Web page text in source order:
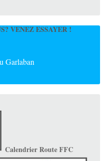
VENEZ ESSAYER !
Garlaban
Calendrier Route FFC